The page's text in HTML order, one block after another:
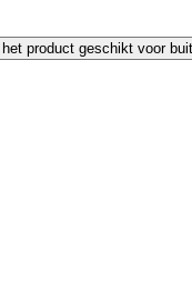
het product geschikt voor